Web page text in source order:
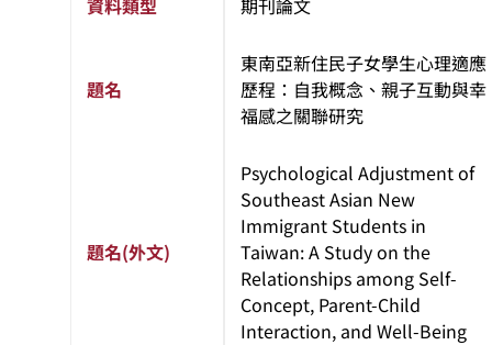
資料類型 期刊論文
題名
東南亞新住民子女學生心理適應
歷程：自我概念、親子互動與幸
福感之關聯研究
題名(外文)
Psychological Adjustment of
Southeast Asian New
Immigrant Students in
Taiwan: A Study on the
Relationships among Self-
Concept, Parent-Child
Interaction, and Well-Being